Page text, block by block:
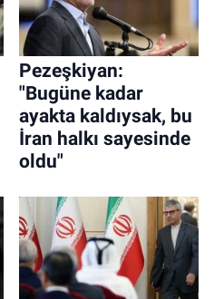
Pezeşkiyan:
"Bugüne kadar
ayakta kaldıysak, bu
İran halkı sayesinde
oldu"